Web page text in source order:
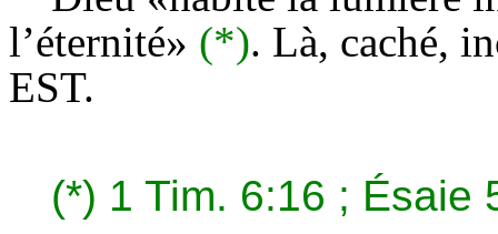
l’éternité» (*). Là, caché,
EST.
(*) 1 Tim. 6:16 ; Ésaie